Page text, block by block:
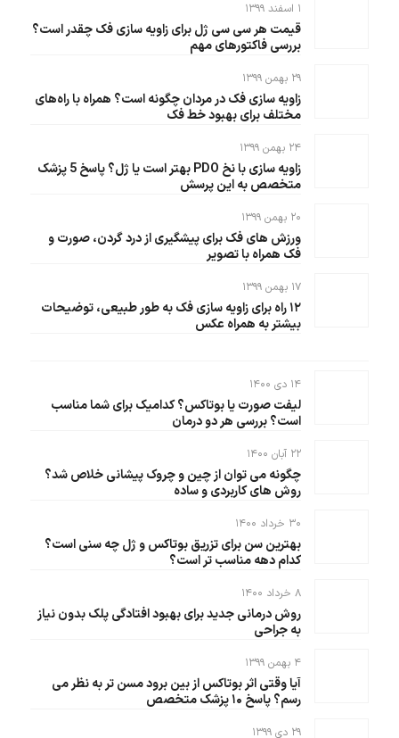
۱ اسفند ۱۳۹۹
قیمت هر سی سی ژل برای زاویه سازی فک چقدر است؟
بررسی فاکتورهای مهم
۲۹ بهمن ۱۳۹۹
زاویه سازی فک در مردان چگونه است؟ همراه با راه‌های
مختلف برای بهبود خط فک
۲۴ بهمن ۱۳۹۹
زاویه سازی با نخ PDO بهتر است یا ژل؟ پاسخ 5 پزشک
متخصص به این پرسش
۲۰ بهمن ۱۳۹۹
ورزش های فک برای پیشگیری از درد گردن، صورت و
فک همراه با تصویر
۱۷ بهمن ۱۳۹۹
۱۲ راه برای زاویه سازی فک به طور طبیعی، توضیحات
بیشتر به همراه عکس
۱۴ دی ۱۴۰۰
لیفت صورت یا بوتاکس؟ کدامیک برای شما مناسب
است؟ بررسی هر دو درمان
۲۲ آبان ۱۴۰۰
چگونه می توان از چین و چروک پیشانی خلاص شد؟
روش های کاربردی و ساده
۳۰ خرداد ۱۴۰۰
بهترین سن برای تزریق بوتاکس و ژل چه سنی است؟
کدام دهه مناسب تر است؟
۸ خرداد ۱۴۰۰
روش درمانی جدید برای بهبود افتادگی پلک بدون نیاز
به جراحی
۴ بهمن ۱۳۹۹
آیا وقتی اثر بوتاکس از بین برود مسن تر به نظر می
رسم؟ پاسخ ۱۰ پزشک متخصص
۲۹ دی ۱۳۹۹